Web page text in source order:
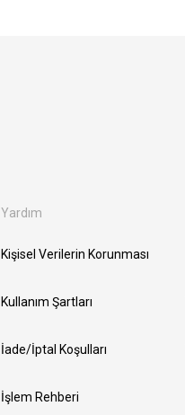
Yardım
Kişisel Verilerin Korunması
Kullanım Şartları
İade/İptal Koşulları
İşlem Rehberi